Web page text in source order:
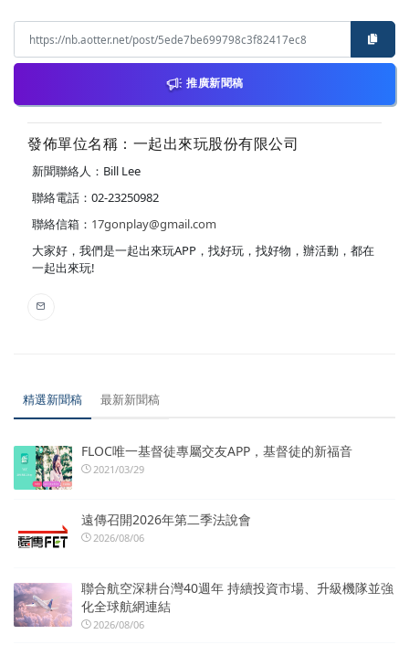
推廣新聞稿
發佈單位名稱：一起出來玩股份有限公司
新聞聯絡人：Bill Lee
聯絡電話：02-23250982
聯絡信箱： 17gonplay@gmail.com
大家好，我們是一起出來玩APP，找好玩，找好物，辦活動，都在
一起出來玩!
精選新聞稿 最新新聞稿
FLOC唯一基督徒專屬交友APP，基督徒的新福音
2021/03/29
遠傳召開2026年第二季法說會
2026/08/06
聯合航空深耕台灣40週年 持續投資市場、升級機隊並強
化全球航網連結
2026/08/06